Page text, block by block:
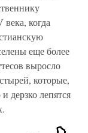
когда
еще более
выросло
которые,
дерзко лепятся